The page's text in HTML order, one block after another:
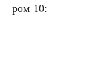
ром 10: